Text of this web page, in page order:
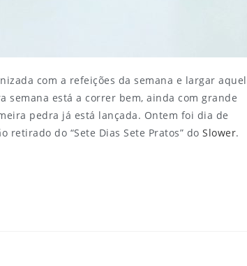
com a refeições da semana e largar
semana está a correr bem, ainda com grande
pedra já está lançada. Ontem foi dia de
do “Sete Dias Sete Pratos” do Slower.